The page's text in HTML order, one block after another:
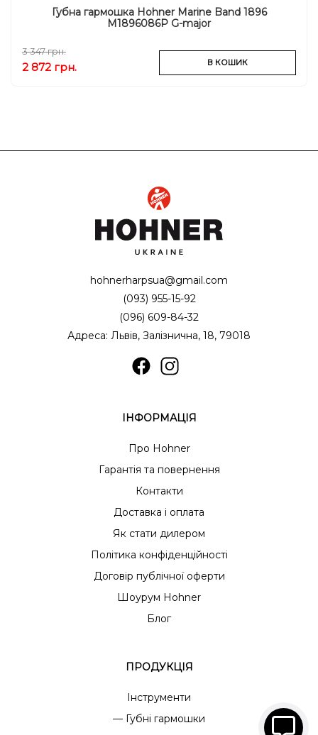
Губна гармошка Hohner Marine Band 1896
M1896086P G-major
3 347 грн.
2 872 грн. В КОШИК
hohnerharpsua@gmail.com
(093) 955-15-92
(096) 609-84-32
Адреса: Львів, Залізнична, 18, 79018
ІНФОРМАЦІЯ
Про Hohner
Гарантія та повернення
Контакти
Доставка і оплата
Як стати дилером
Політика конфіденційності
Договір публічної оферти
Шоурум Hohner
Блог
ПРОДУКЦІЯ
Інструменти
— Губні гармошки